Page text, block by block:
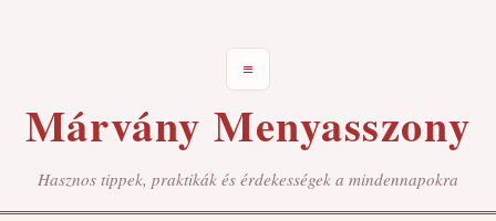
≡
Márvány Menyasszony
Hasznos tippek, praktikák és érdekességek a mindennapokra